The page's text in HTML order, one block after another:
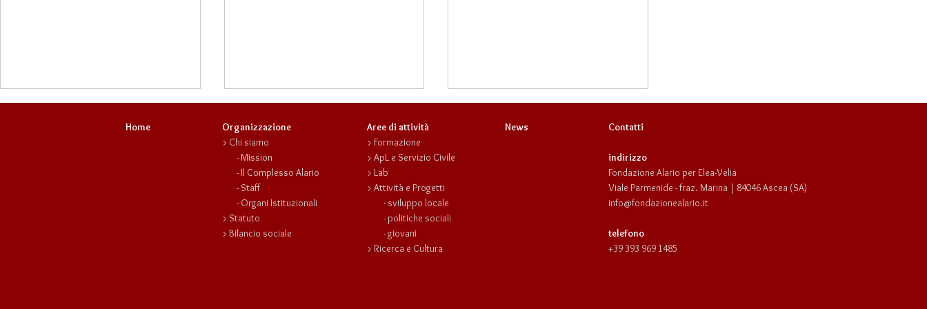
Workshop fotografico con il
maestro Marco Divitini
campo studio in lingua inglese
Home
Organizzazione
> Chi siamo
-Mission
- Il Complesso Alario
- Staff
- Organi Istituzionali
> Statuto
> Bilancio sociale
Aree di attività
> Formazione
> ApL e Servizio Civile
> Lab
> Attività e Progetti
- sviluppo locale
-politiche sociali
-giovani
> Ricerca e Cultura
News Contatti
indirizzo
Fondazione Alario per Elea-Velia
Viale Parmenide - fraz. Marina | 84046 Ascea (SA)
info@fondazionealario.it
telefono
+39 393 969 1485